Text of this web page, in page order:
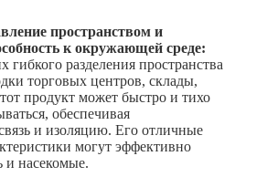
пространством и
к окружающей среде:
гибкого разделения пространства
торговых центров, склады,
продукт может быстро и тихо
обеспечивая
и изоляцию. Его отличные
могут эффективно
и насекомые.